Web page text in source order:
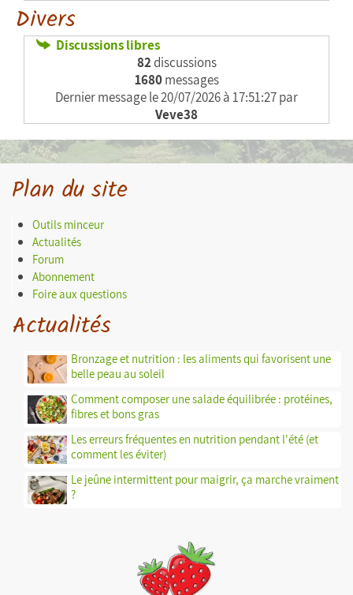
Divers
Discussions libres
82discussions
1680messages
Dernier message le20/07/2026 à 17:51:27 par
Veve38
Plan du site
Outils minceur
Actualités
Forum
Abonnement
Foire aux questions
Actualités
Bronzage et nutrition : les aliments qui favorisent une
belle peau au soleil
Comment composer une salade équilibrée : protéines,
fibres et bons gras
Les erreurs fréquentes en nutrition pendant l'été (et
comment les éviter)
Le jeûne intermittent pour maigrir, ça marche vraiment
?